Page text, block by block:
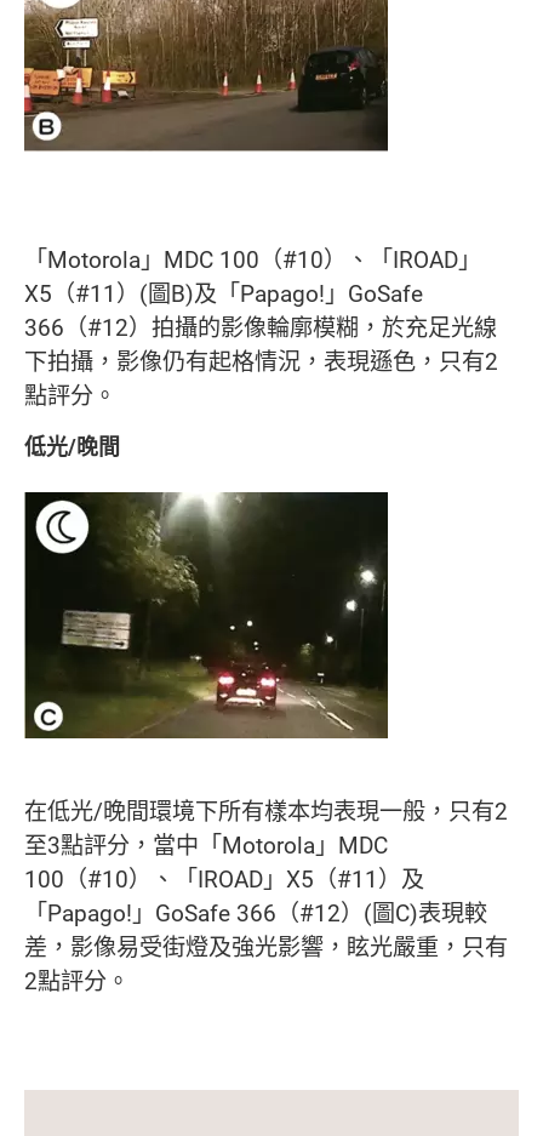
「Motorola」MDC 100（#10）、「IROAD」
X5（#11）(圖B)及「Papago!」GoSafe
366（#12）拍攝的影像輪廓模糊，於充足光線
下拍攝，影像仍有起格情況，表現遜色，只有2
點評分。
低光/晚間
在低光/晚間環境下所有樣本均表現一般，只有2
至3點評分，當中「Motorola」MDC
100（#10）、「IROAD」X5（#11）及
「Papago!」GoSafe 366（#12）(圖C)表現較
差，影像易受街燈及強光影響，眩光嚴重，只有
2點評分。